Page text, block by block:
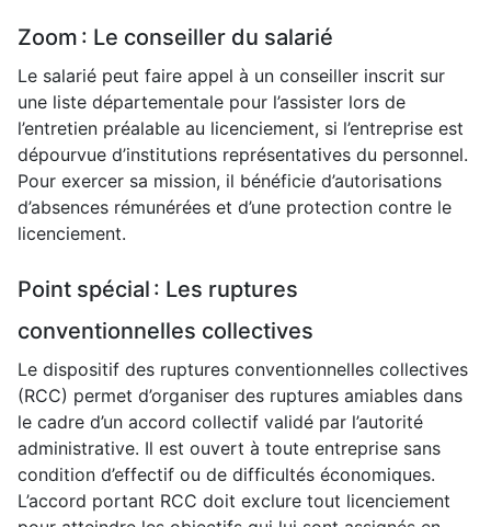
Zoom : Le conseiller du salarié
Le salarié peut faire appel à un conseiller inscrit sur
une liste départementale pour l’assister lors de
l’entretien préalable au licenciement, si l’entreprise est
dépourvue d’institutions représentatives du personnel.
Pour exercer sa mission, il bénéficie d’autorisations
d’absences rémunérées et d’une protection contre le
licenciement.
Point spécial : Les ruptures
conventionnelles collectives
Le dispositif des ruptures conventionnelles collectives
(RCC) permet d’organiser des ruptures amiables dans
le cadre d’un accord collectif validé par l’autorité
administrative. Il est ouvert à toute entreprise sans
condition d’effectif ou de difficultés économiques.
L’accord portant RCC doit exclure tout licenciement